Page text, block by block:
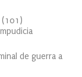
(101 )
de guerra a